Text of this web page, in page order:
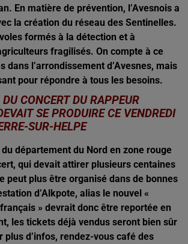
En matière de prévention, l’Avesnois a
la création du réseau des Sentinelles.
formés à la détection et à
fragilisés. On compte à ce
dans l’arrondissement d’Avesnes, mais
pour répondre à tous les besoins.
CONCERT DU RAPPEUR
SE PRODUIRE CE VENDREDI
SUR-HELPE
département du Nord en zone rouge
qui devait attirer plusieurs centaines
peut plus être organisé dans de bonnes
d’Alkpote, alias le nouvel «
» devrait donc être reportée en
les tickets déjà vendus seront bien sûr
plus d’infos, rendez-vous café des